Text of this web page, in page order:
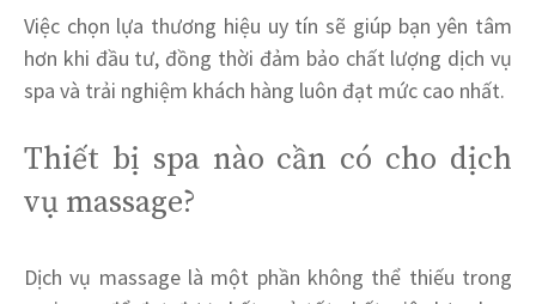
Việc chọn lựa thương hiệu uy tín sẽ giúp bạn yên tâm
hơn khi đầu tư, đồng thời đảm bảo chất lượng dịch vụ
spa và trải nghiệm khách hàng luôn đạt mức cao nhất.
Thiết bị spa nào cần có cho dịch
vụ massage?
Dịch vụ massage là một phần không thể thiếu trong